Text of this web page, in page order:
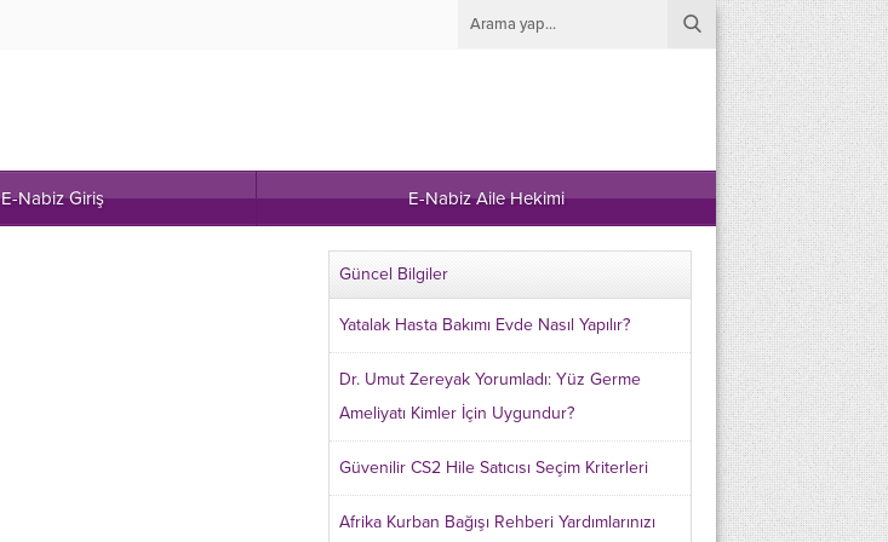
E-Nabiz Giriş E-Nabiz Aile Hekimi
Güncel Bilgiler
Yatalak Hasta Bakımı Evde Nasıl Yapılır?
Dr. Umut Zereyak Yorumladı: Yüz Germe
Ameliyatı Kimler İçin Uygundur?
Güvenilir CS2 Hile Satıcısı Seçim Kriterleri
Afrika Kurban Bağışı Rehberi Yardımlarınızı